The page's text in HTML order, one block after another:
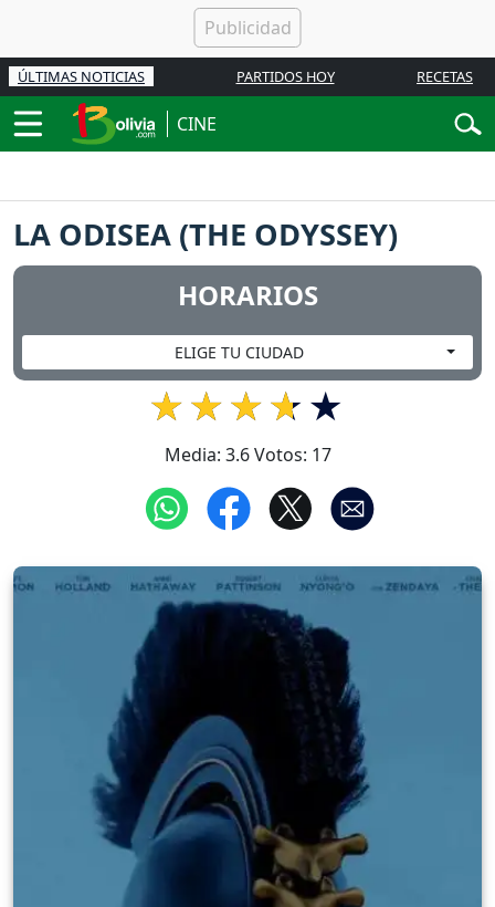
ÚLTIMAS NOTICIAS PARTIDOS HOY RECETAS
CINE
LA ODISEA (THE ODYSSEY)
HORARIOS
ELIGE TU CIUDAD
Media: 3.6Votos: 17